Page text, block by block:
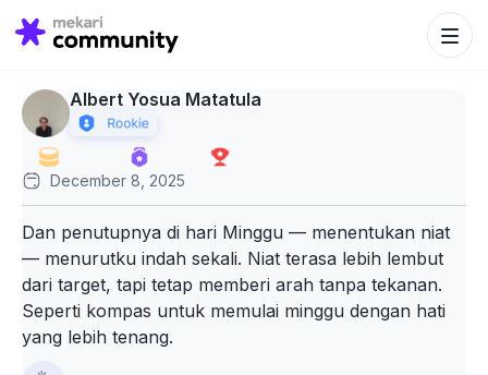
Search
for:
Search
Albert Yosua Matatula
December 8, 2025
Dan penutupnya di hari Minggu — menentukan niat
— menurutku indah sekali. Niat terasa lebih lembut
dari target, tapi tetap memberi arah tanpa tekanan.
Seperti kompas untuk memulai minggu dengan hati
yang lebih tenang.